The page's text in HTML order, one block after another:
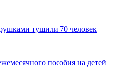
тушили 70 человек
пособия на детей